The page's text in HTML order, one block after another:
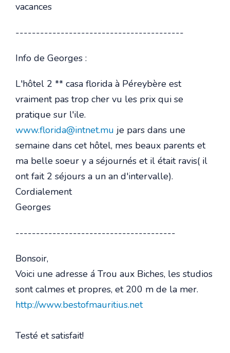
vacances
-----------------------------------------
Info de Georges :
L'hôtel 2 ** casa florida à Péreybère est
vraiment pas trop cher vu les prix qui se
pratique sur l'ile.
www.florida@intnet.mu je pars dans une
semaine dans cet hôtel, mes beaux parents et
ma belle soeur y a séjournés et il était ravis( il
ont fait 2 séjours a un an d'intervalle).
Cordialement
Georges
---------------------------------------
Bonsoir,
Voici une adresse á Trou aux Biches, les studios
sont calmes et propres, et 200 m de la mer.
http://www.bestofmauritius.net
Testé et satisfait!